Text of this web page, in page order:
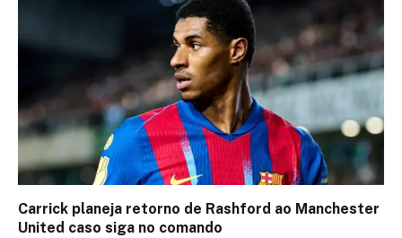
Carrick planeja retorno de Rashford ao Manchester
United caso siga no comando